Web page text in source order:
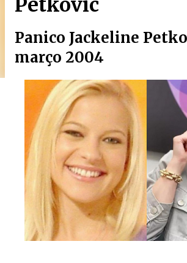
Petkovic
Panico Jackeline
março 2004